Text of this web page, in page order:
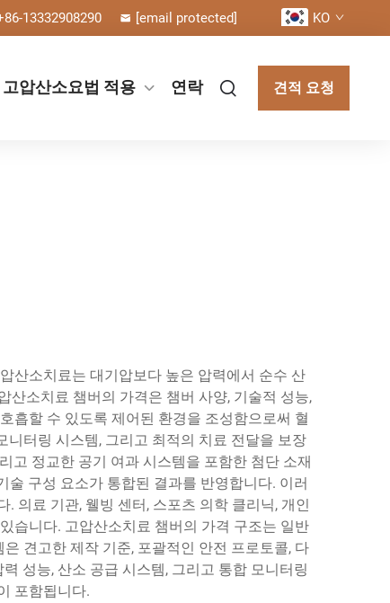
13332908290 [email protected] KO
고압산소요법 적용 연락 견적 요청
산소치료는 대기압보다 높은 압력에서 순수 산
산소치료 챔버의 가격은 챔버 사양, 기술적 성능,
흡할 수 있도록 제어된 환경을 조성함으로써 혈
터링 시스템, 그리고 최적의 치료 전달을 보장
고 정교한 공기 여과 시스템을 포함한 첨단 소재
구성 요소가 통합된 결과를 반영합니다. 이러
의료 기관, 웰빙 센터, 스포츠 의학 클리닉, 개인
습니다. 고압산소치료 챔버의 가격 구조는 일반
견고한 제작 기준, 포괄적인 안전 프로토콜, 다
성능, 산소 공급 시스템, 그리고 통합 모니터링
포함됩니다.